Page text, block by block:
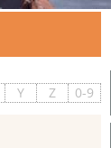
Y Z 0-9